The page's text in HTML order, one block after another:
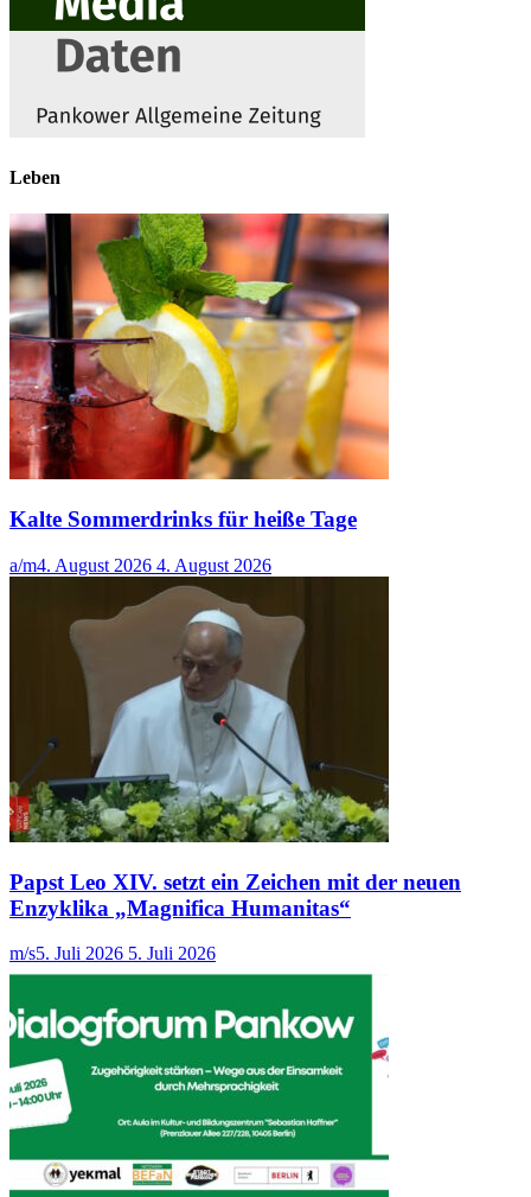
Leben
Kalte Sommerdrinks für heiße Tage
a/m4. August 2026 4. August 2026
Papst Leo XIV. setzt ein Zeichen mit der neuen
Enzyklika „Magnifica Humanitas“
m/s5. Juli 2026 5. Juli 2026